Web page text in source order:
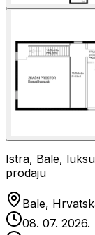
Istra, Bale,
prodaju
Bale,
08. 07. 2026.